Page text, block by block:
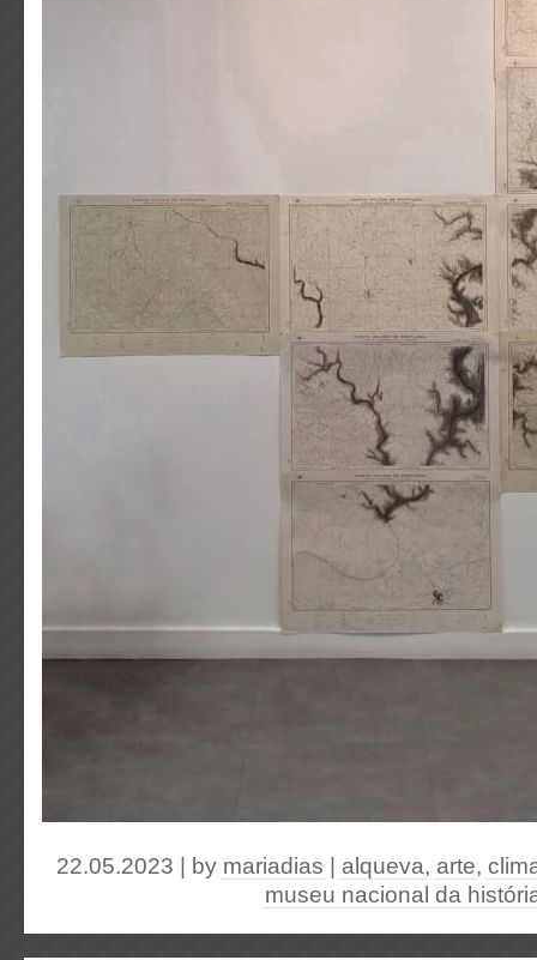
22.05.2023 | by mariadias alqueva, arte,
museu nacional da